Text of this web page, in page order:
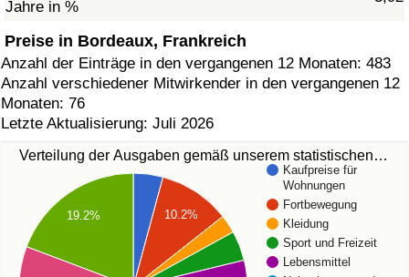
Jahre in %
Preise in Bordeaux, Frankreich
Anzahl der Einträge in den vergangenen 12 Monaten: 483
Anzahl verschiedener Mitwirkender in den vergangenen 12
Monaten: 76
Letzte Aktualisierung: Juli 2026
Verteilung der Ausgaben gemäß unserem statistischen…
Kaufpreise für
Wohnungen
Fortbewegung
Kleidung
Sport und Freizeit
Lebensmittel
10.2%
19.2%